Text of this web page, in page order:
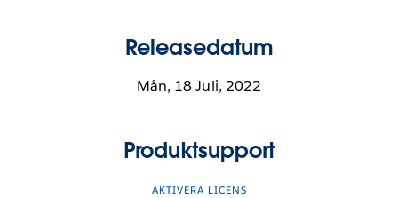
Releasedatum
Mån, 18 Juli, 2022
Produktsupport
AKTIVERA LICENS